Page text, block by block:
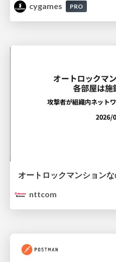
cygames
PRO
nttcom